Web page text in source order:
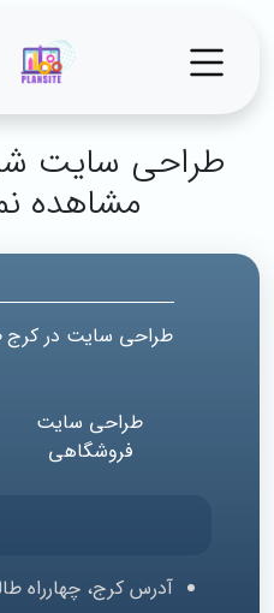
طراحی سایت
مشاهده
طراحی سایت در کرج
طراحی سایت
فروشگاهی
آدرس کرج، چهارراه